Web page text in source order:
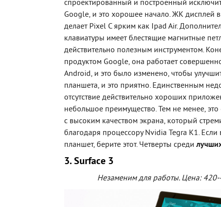
спроектированный и построенный
Google, и это хорошее начало. ЖК дисплей
делает Pixel С ярким как Ipad Air.
клавиатуры имеет блестящие магнитные
действительно полезным инструментом.
продуктом Google, она работает
Android, и это было изменено, чтобы
планшета, и это приятно. Единственным
отсутствие действительно хороших
небольшое преимущество. Тем не менее,
с высоким качеством экрана, который
благодаря процессору Nvidia Tegra K1.
планшет, берите этот. Четверты среди
3. Surface 3
Незаменим для работы. Цена: